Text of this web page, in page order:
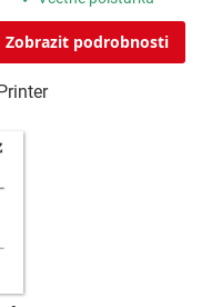
Zobrazit podrobnosti